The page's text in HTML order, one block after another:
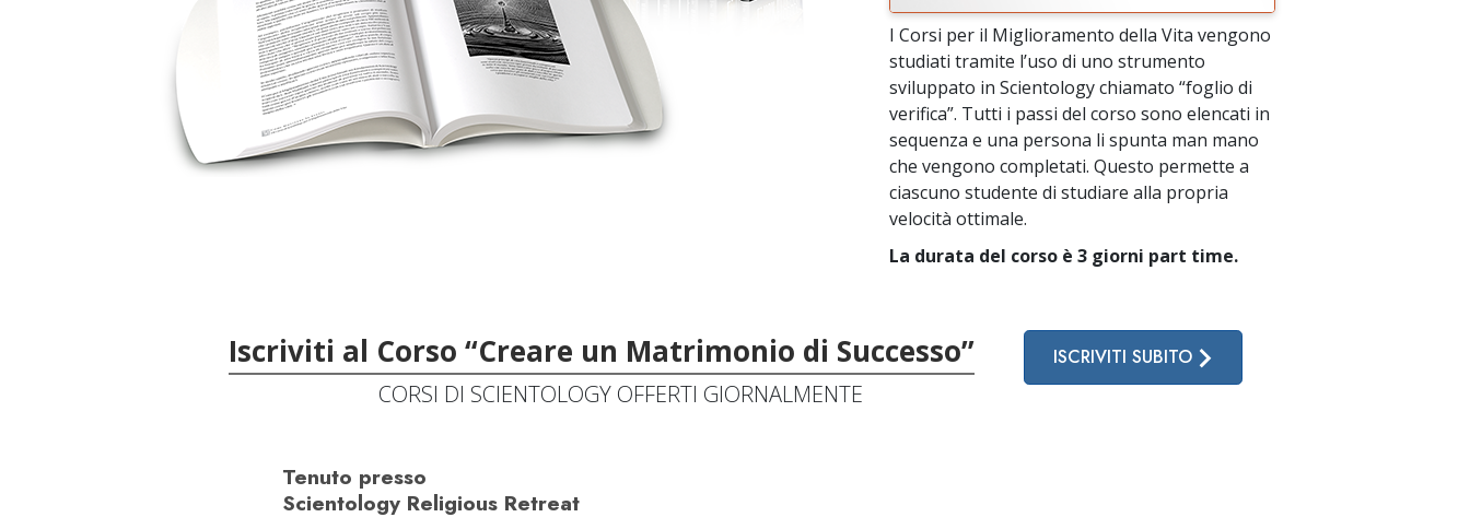
I Corsi per il Miglioramento della Vita vengono
studiati tramite l’uso di uno strumento
sviluppato in Scientology chiamato “foglio di
verifica”. Tutti i passi del corso sono elencati in
sequenza e una persona li spunta man mano
che vengono completati. Questo permette a
ciascuno studente di studiare alla propria
velocità ottimale.
La durata del corso è 3 giorni part time.
Iscriviti al Corso “Creare un Matrimonio di Successo”
CORSI DI SCIENTOLOGY OFFERTI GIORNALMENTE
ISCRIVITI SUBITO
Tenuto presso
Scientology Religious Retreat